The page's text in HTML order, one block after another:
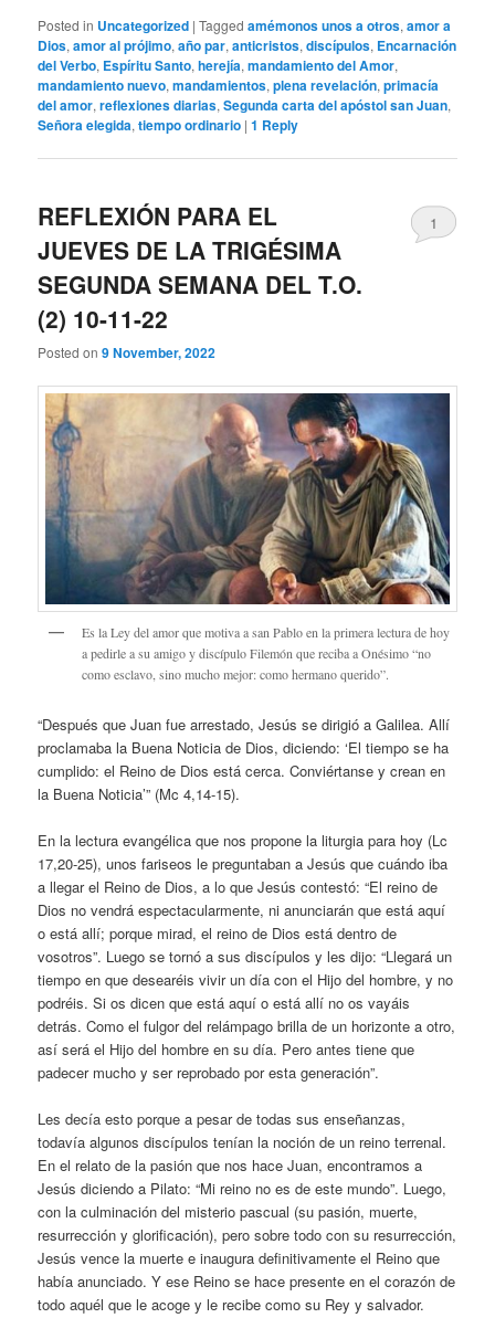
Posted in Uncategorized |Tagged amémonos unos a otros,amor a
Dios,amor al prójimo,año par,anticristos,discípulos, Encarnación
del Verbo, Espíritu Santo,herejía,mandamiento del Amor,
mandamiento nuevo,mandamientos,plena revelación,primacía
del amor,reflexiones diarias,Segunda carta del apóstol san Juan,
Señora elegida,tiempo ordinario |1 Reply
REFLEXIÓN PARA EL
JUEVES DE LA TRIGÉSIMA
SEGUNDA SEMANA DEL T.O.
(2) 10-11-22
Posted on9 November, 2022
1
Es la Ley del amor que motiva a san Pablo en la primera lectura de hoy
a pedirle a su amigo y discípulo Filemón que reciba a Onésimo “no
como esclavo, sino mucho mejor: como hermano querido”.
“Después que Juan fue arrestado, Jesús se dirigió a Galilea. Allí
proclamaba la Buena Noticia de Dios, diciendo: ‘El tiempo se ha
cumplido: el Reino de Dios está cerca. Conviértanse y crean en
la Buena Noticia’” (Mc 4,14-15).
En la lectura evangélica que nos propone la liturgia para hoy (Lc
17,20-25), unos fariseos le preguntaban a Jesús que cuándo iba
a llegar el Reino de Dios, a lo que Jesús contestó: “El reino de
Dios no vendrá espectacularmente, ni anunciarán que está aquí
o está allí; porque mirad, el reino de Dios está dentro de
vosotros”. Luego se tornó a sus discípulos y les dijo: “Llegará un
tiempo en que desearéis vivir un día con el Hijo del hombre, y no
podréis. Si os dicen que está aquí o está allí no os vayáis
detrás. Como el fulgor del relámpago brilla de un horizonte a otro,
así será el Hijo del hombre en su día. Pero antes tiene que
padecer mucho y ser reprobado por esta generación”.
Les decía esto porque a pesar de todas sus enseñanzas,
todavía algunos discípulos tenían la noción de un reino terrenal.
En el relato de la pasión que nos hace Juan, encontramos a
Jesús diciendo a Pilato: “Mi reino no es de este mundo”. Luego,
con la culminación del misterio pascual (su pasión, muerte,
resurrección y glorificación), pero sobre todo con su resurrección,
Jesús vence la muerte e inaugura definitivamente el Reino que
había anunciado. Y ese Reino se hace presente en el corazón de
todo aquél que le acoge y le recibe como su Rey y salvador.